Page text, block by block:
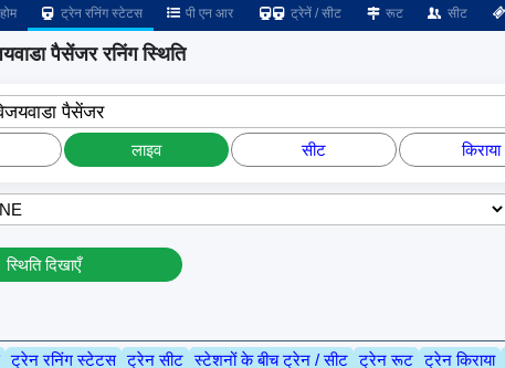
होम ट्रेन रनिंग स्टेटस पी एन आर ट्रेनें / सीट रूट सीट
पैसेंजर रनिंग स्थिति
पैसेंजर
लाइव सीट किराया
स्थिति दिखाएँ
ट्रेन रनिंग स्टेटस ट्रेन सीट स्टेशनों के बीच ट्रेन / सीट ट्रेन रूट ट्रेन किराया